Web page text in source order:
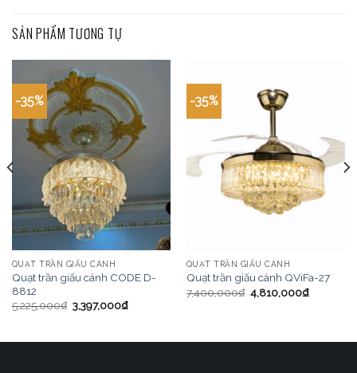
SẢN PHẨM TƯƠNG TỰ
-35%
QUẠT TRẦN GIẤU CÁNH
Quạt trần giấu cánh CODE D-
8812
5,225,000₫ 3,397,000₫
-35%
QUẠT TRẦN GIẤU CÁNH
Quạt trần giấu cánh QViFa-27
7,400,000₫ 4,810,000₫